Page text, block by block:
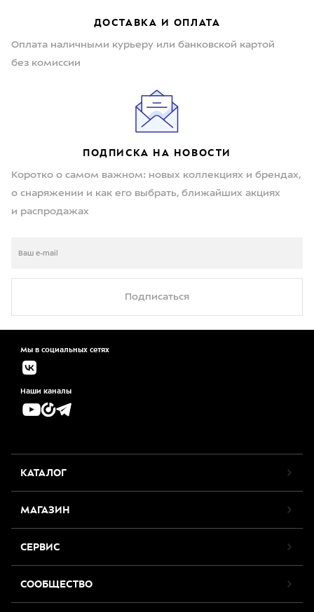
ДОСТАВКА И ОПЛАТА
Оплата наличными курьеру или банковской картой
без комиссии
ПОДПИСКА НА НОВОСТИ
Коротко о самом важном: новых коллекциях и брендах,
о снаряжении и как его выбрать, ближайших акциях
и распродажах
Подписаться
Мы в социальных сетях
Наши каналы
КАТАЛОГ
МАГАЗИН
СЕРВИС
СООБЩЕСТВО